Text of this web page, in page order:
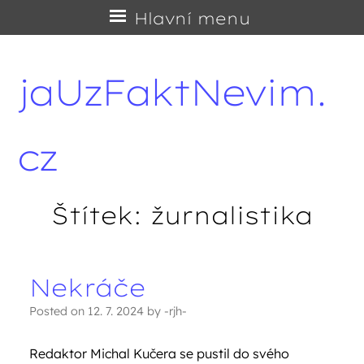
jaUzFaktNevim.
cz
Hlavní menu
na
Štítek: žurnalistika
Navigace příspěvků
Nekráče
Posted on 12. 7. 2024 by -rjh-
Redaktor Michal Kučera se pustil do svého